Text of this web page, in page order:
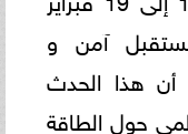
آمن و
أن هذا الحدث
حول الطاقة